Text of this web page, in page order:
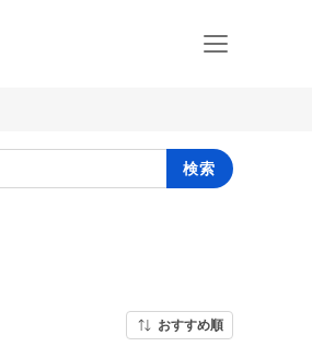
検索
おすすめ順